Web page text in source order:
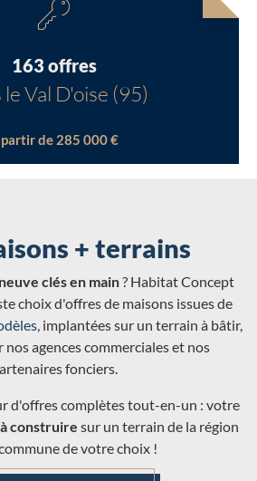
163 offres
le Val D'oise (95)
de 285 000 €
+ terrains
clés en main? Habitat Concept
choix d'offres de maisons issues de
, implantées sur un terrain à bâtir,
agences commerciales et nos
fonciers.
d'offres complètes tout-en-un : votre
construire sur un terrain de la région
de votre choix !